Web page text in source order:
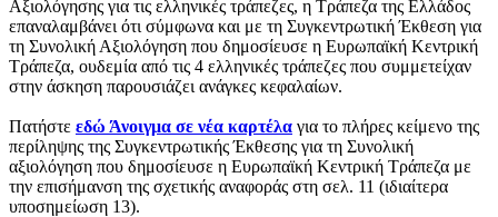
Αξιολόγησης για τις ελληνικές τράπεζες, η Τράπεζα της Ελλάδος
επαναλαμβάνει ότι σύμφωνα και με τη Συγκεντρωτική Έκθεση για
τη Συνολική Αξιολόγηση που δημοσίευσε η Ευρωπαϊκή Κεντρική
Τράπεζα, ουδεμία από τις 4 ελληνικές τράπεζες που συμμετείχαν
στην άσκηση παρουσιάζει ανάγκες κεφαλαίων.
Πατήστε εδώ Άνοιγμα σε νέα καρτέλα για το πλήρες κείμενο της
περίληψης της Συγκεντρωτικής Έκθεσης για τη Συνολική
αξιολόγηση που δημοσίευσε η Ευρωπαϊκή Κεντρική Τράπεζα με
την επισήμανση της σχετικής αναφοράς στη σελ. 11 (ιδιαίτερα
υποσημείωση 13).